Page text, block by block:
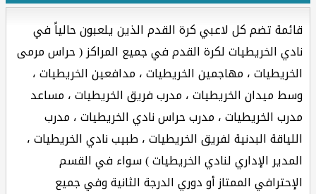
قائمة تضم كل لاعبي كرة القدم الذين يلعبون حالياً في
نادي الخريطيات لكرة القدم في جميع المراكز ( حراس مرمى
الخريطيات ، مهاجمين الخريطيات ، مدافعين الخريطيات ،
وسط ميدان الخريطيات ، مدرب فريق الخريطيات ، مساعد
مدرب الخريطيات ، مدرب حراس نادي الخريطيات ، مدرب
اللياقة البدنية لفريق الخريطيات ، طبيب نادي الخريطيات ،
المدير الإداري لنادي الخريطيات ) سواء في القسم
الإحترافي الممتاز أو دوري الدرجة الثانية وفي جميع